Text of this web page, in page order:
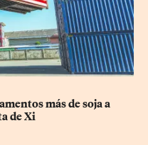
más de soja a
de Xi